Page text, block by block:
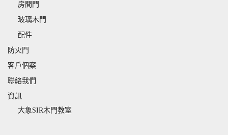
房間門
玻璃木門
配件
防火門
客戶個案
聯絡我們
資訊
大象SIR木門教室